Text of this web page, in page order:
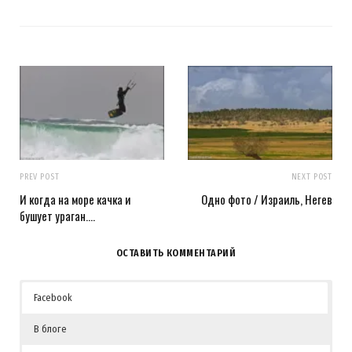
PREV POST
И когда на море качка и
бушует ураган….
NEXT POST
Одно фото / Израиль, Негев
ОСТАВИТЬ КОММЕНТАРИЙ
Facebook
В блоге